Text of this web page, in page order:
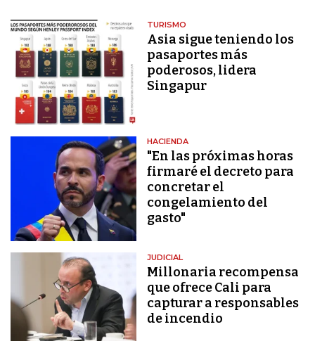
TURISMO
Asia sigue teniendo los
pasaportes más
poderosos, lidera
Singapur
HACIENDA
"En las próximas horas
firmaré el decreto para
concretar el
congelamiento del
gasto"
JUDICIAL
Millonaria recompensa
que ofrece Cali para
capturar a responsables
de incendio